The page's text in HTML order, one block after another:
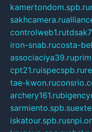
kamertondom.spb.ru
sakhcamera.ru
controlweb1.ru
iron-snab.rucosta-
associaciya39.ru
cpt21.ruispecspb.ru
tae-kwon.ru
archery161.ru
sarmiento.spb.su
iskatour.spb.ru